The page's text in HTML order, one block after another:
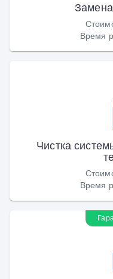
Замена
Время
Чистка
Время